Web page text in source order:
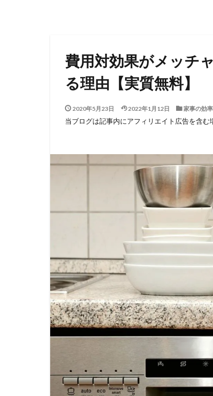
費用対効果がメッチ
る理由【実質無料】
2020年5月23日 2022年1月12日 家事の効
当ブログは記事内にアフィリエイト広告を含む